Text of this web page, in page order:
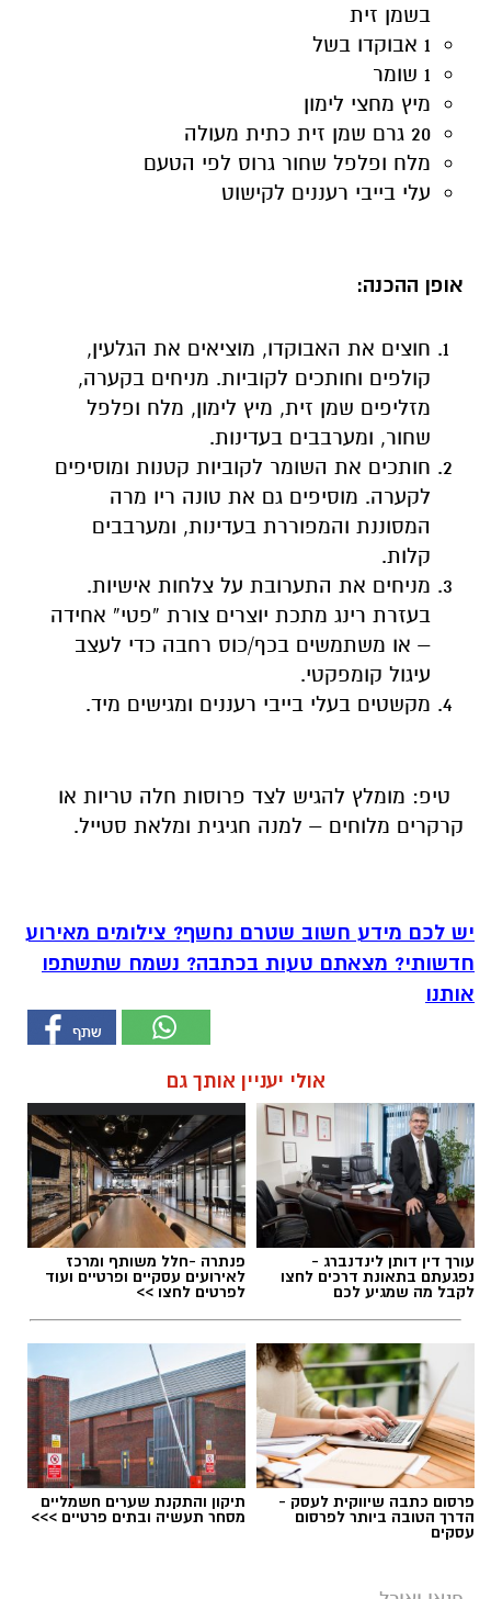
בשמן זית
1 אבוקדו בשל
1 שומר
מיץ מחצי לימון
20 גרם שמן זית כתית מעולה
מלח ופלפל שחור גרוס לפי הטעם
עלי בייבי רעננים לקישוט
אופן ההכנה:
חוצים את האבוקדו, מוציאים את הגלעין,
קולפים וחותכים לקוביות. מניחים בקערה,
מזליפים שמן זית, מיץ לימון, מלח ופלפל
שחור, ומערבבים בעדינות.
חותכים את השומר לקוביות קטנות ומוסיפים
לקערה. מוסיפים גם את טונה ריו מרה
המסוננת והמפוררת בעדינות, ומערבבים
קלות.
מניחים את התערובת על צלחות אישיות.
בעזרת רינג מתכת יוצרים צורת “פטי” אחידה
– או משתמשים בכף/כוס רחבה כדי לעצב
עיגול קומפקטי.
מקשטים בעלי בייבי רעננים ומגישים מיד.
טיפ: מומלץ להגיש לצד פרוסות חלה טריות או
קרקרים מלוחים – למנה חגיגית ומלאת סטייל.
יש לכם מידע חשוב שטרם נחשף? צילומים מאירוע
חדשותי? מצאתם טעות בכתבה? נשמח שתשתפו
אותנו
אולי יעניין אותך גם
עורך דין דותן לינדנברג -
נפגעתם בתאונת דרכים לחצו
לקבל מה שמגיע לכם
פנתרה -חלל משותף ומרכז
לאירועים עסקיים ופרטיים ועוד
לפרטים לחצו >>
פרסום כתבה שיווקית לעסק -
הדרך הטובה ביותר לפרסום
עסקים
תיקון והתקנת שערים חשמליים
מסחר תעשיה ובתים פרטיים >>>